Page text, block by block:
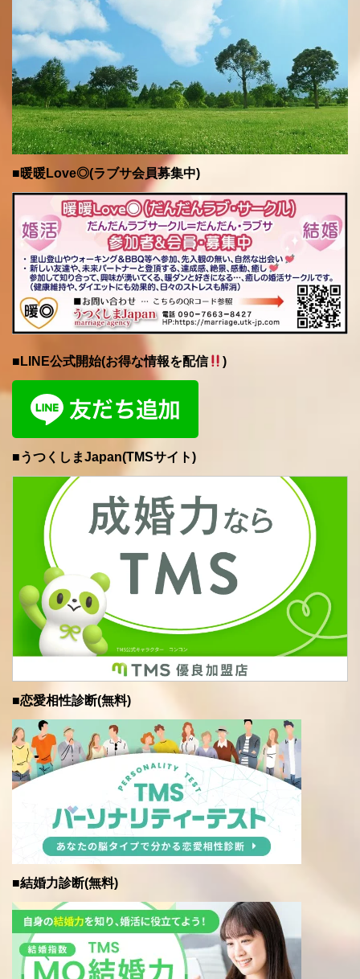
■暖暖Love◎(ラブサ会員募集中)
■LINE公式開始(お得な情報を配信 )
■うつくしまJapan(TMSサイト)
■恋愛相性診断(無料)
■結婚力診断(無料)